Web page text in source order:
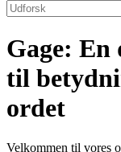
Gage: En
til
ordet
Velkommen til vores